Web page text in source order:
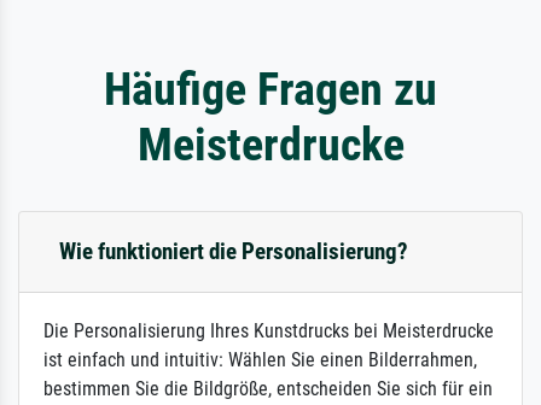
Häufige Fragen zu
Meisterdrucke
Wie funktioniert die Personalisierung?
Die Personalisierung Ihres Kunstdrucks bei Meisterdrucke
ist einfach und intuitiv: Wählen Sie einen Bilderrahmen,
bestimmen Sie die Bildgröße, entscheiden Sie sich für ein